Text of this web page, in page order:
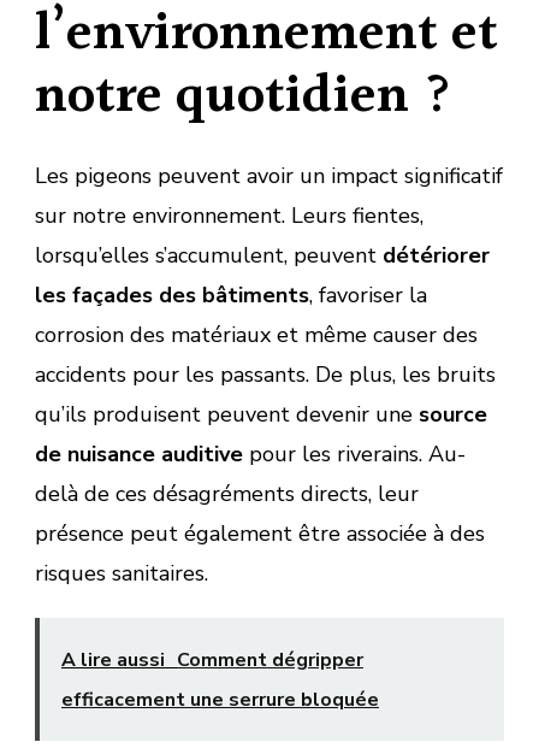
l’environnement et
notre quotidien ?
Les pigeons peuvent avoir un impact significatif
sur notre environnement. Leurs fientes,
lorsqu’elles s’accumulent, peuvent détériorer
les façades des bâtiments, favoriser la
corrosion des matériaux et même causer des
accidents pour les passants. De plus, les bruits
qu’ils produisent peuvent devenir une source
de nuisance auditive pour les riverains. Au-
delà de ces désagréments directs, leur
présence peut également être associée à des
risques sanitaires.
A lire aussi Comment dégripper
efficacement une serrure bloquée